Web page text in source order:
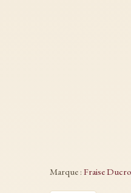
Marque : Fraise